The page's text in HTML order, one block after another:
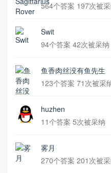
564个答案 197次被
Swit
94个答案 42次被采纳
鱼香肉丝没有鱼先生
123个答案 71次被采
huzhen
11个答案 5次被采纳
雾月
270个答案 201次被